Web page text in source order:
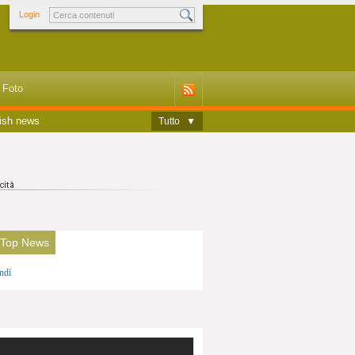
Login
Foto
news Tutto ▼
News